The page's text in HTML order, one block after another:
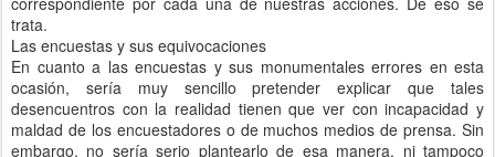
trata.
Las encuestas y sus equivocaciones
En cuanto a las encuestas y sus monumentales errores en esta
ocasión, sería muy sencillo pretender explicar que tales
desencuentros con la realidad tienen que ver con incapacidad y
maldad de los encuestadores o de muchos medios de prensa. Sin
embargo, no sería serio plantearlo de esa manera, ni tampoco